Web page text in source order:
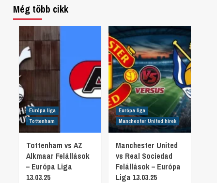
Még több cikk
Európa liga
Tottenham
Tottenham vs AZ
Alkmaar Felállások
– Európa Liga
13.03.25
Európa liga
Manchester United hírek
Manchester United
vs Real Sociedad
Felállások – Európa
Liga 13.03.25